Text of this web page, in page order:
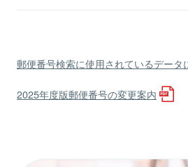
郵便番号検索に使用されているデータ
2025年度版郵便番号の変更案内